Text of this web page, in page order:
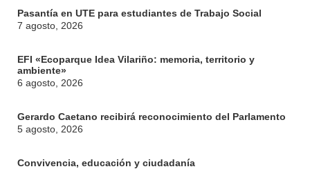
Pasantía en UTE para estudiantes de Trabajo Social
7 agosto, 2026
EFI «Ecoparque Idea Vilariño: memoria, territorio y
ambiente»
6 agosto, 2026
Gerardo Caetano recibirá reconocimiento del Parlamento
5 agosto, 2026
Convivencia, educación y ciudadanía